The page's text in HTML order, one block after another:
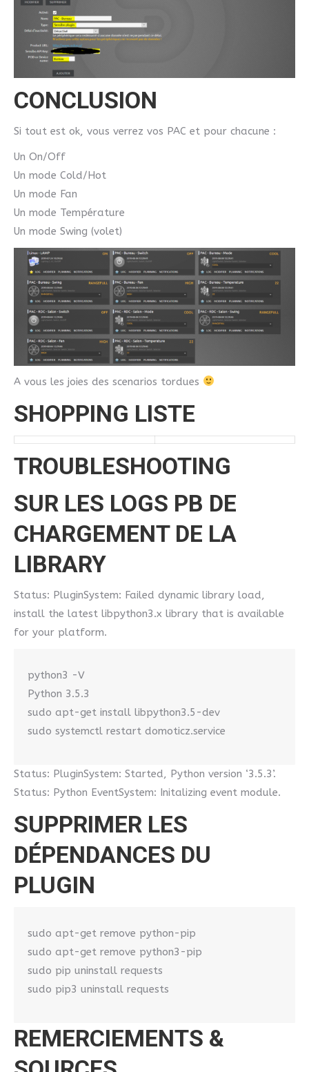
CONCLUSION
Si tout est ok, vous verrez vos PAC et pour chacune :
Un On/Off
Un mode Cold/Hot
Un mode Fan
Un mode Température
Un mode Swing (volet)
A vous les joies des scenarios tordues
SHOPPING LISTE
TROUBLESHOOTING
SUR LES LOGS PB DE
CHARGEMENT DE LA
LIBRARY
Status: PluginSystem: Failed dynamic library load,
install the latest libpython3.x library that is available
for your platform.
python3 -V
Python 3.5.3
sudo apt-get install libpython3.5-dev
sudo systemctl restart domoticz.service
Status: PluginSystem: Started, Python version ‘3.5.3’.
Status: Python EventSystem: Initalizing event module.
SUPPRIMER LES
DÉPENDANCES DU
PLUGIN
sudo apt-get remove python-pip
sudo apt-get remove python3-pip
sudo pip uninstall requests
sudo pip3 uninstall requests
REMERCIEMENTS &